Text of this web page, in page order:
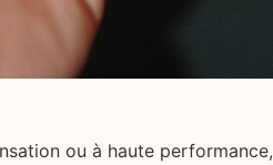
ou à haute